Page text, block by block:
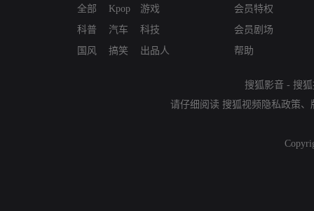
全部
科普
国风
Kpop
汽车
搞笑
游戏
科技
出品人
会员特权
会员剧场
帮助
搜狐影音 - 搜
请仔细阅读 搜狐视频隐私政策、